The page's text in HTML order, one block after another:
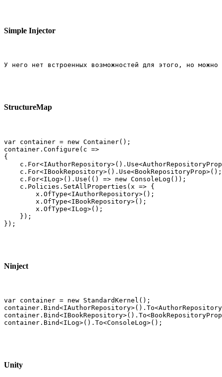
Simple Injector
У него нет встроенных возможностей для этого, но можно
StructureMap
var container = new Container();
container.Configure(c =>
{
    c.For<IBookRepository>().Use<BookRepositoryProp>();
    c.For<ILog>().Use(() => new ConsoleLog());
    c.Policies.SetAllProperties(x => {
        x.OfType<IAuthorRepository>();
        x.OfType<IBookRepository>();
        x.OfType<ILog>();
    });
});
Ninject
var container = new StandardKernel();
container.Bind<ILog>().To<ConsoleLog>();
Unity